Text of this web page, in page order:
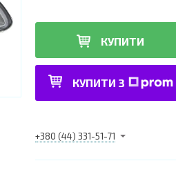
КУПИТИ
КУПИТИ З
+380 (44) 331-51-71